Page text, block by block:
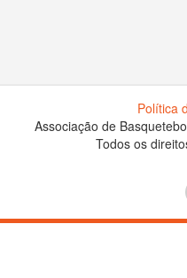
Política
Associação de
Todos os